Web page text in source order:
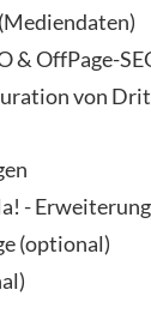
& OffPage-
von
-
(optional)